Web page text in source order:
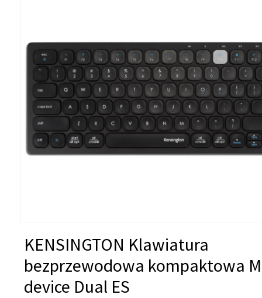
KENSINGTON Klawiatura
bezprzewodowa kompaktowa
device Dual ES